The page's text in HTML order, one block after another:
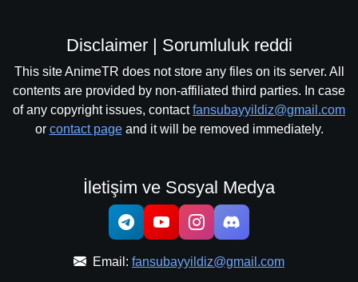
Disclaimer | Sorumluluk reddi
This site AnimeTR does not store any files on its server. All
contents are provided by non-affiliated third parties. In case
of any copyright issues, contactfansubayyildiz@gmail.com
or contact pageand it will be removed immediately.
İletişim ve Sosyal Medya
Email: fansubayyildiz@gmail.com